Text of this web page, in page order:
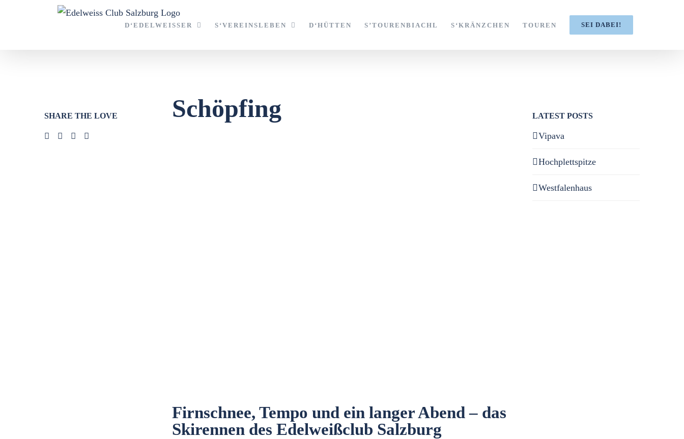
D‘EDELWEISSER S‘VEREINSLEBEN D‘HÜTTEN S’TOURENBIACHL S‘KRÄNZCHEN TOUREN SEI DABEI!
Schöpfing
Firnschnee, Tempo und ein langer Abend – das
Skirennen des Edelweißclub Salzburg
SHARE THE LOVE LATEST POSTS
Vipava
Hochplettspitze
Westfalenhaus